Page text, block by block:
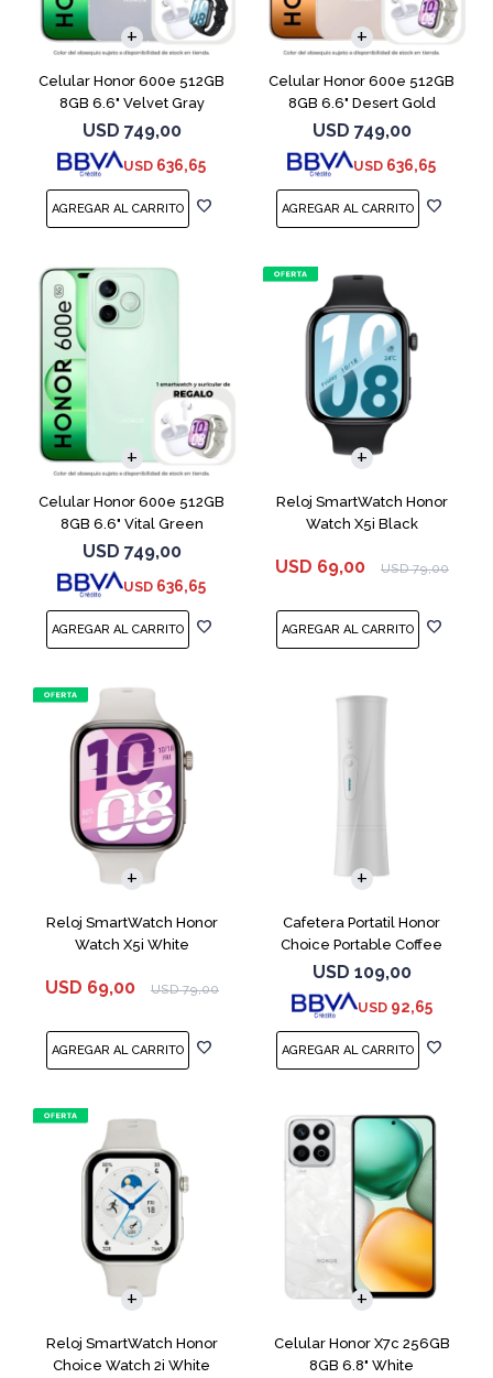
Celular Honor 600e 512GB
8GB 6.6" Velvet Gray
USD 749,00
USD 636,65
COMPARAR
Celular Honor 600e 512GB
8GB 6.6" Desert Gold
USD 749,00
USD 636,65
COMPARAR
Celular Honor 600e 512GB
8GB 6.6" Vital Green
USD 749,00
USD 636,65
COMPARAR
Reloj SmartWatch Honor
Watch X5i Black
USD 69,00 USD 79,00
Reloj SmartWatch Honor
Watch X5i White
USD 69,00 USD 79,00
Cafetera Portatil Honor
Choice Portable Coffee
Machine White
USD 109,00
USD 92,65
Reloj SmartWatch Honor
Choice Watch 2i White
Celular Honor X7c 256GB
8GB 6.8" White
COMPARAR